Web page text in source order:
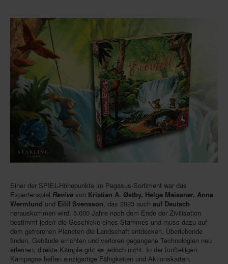
Köpfe-Heads
Preise-Awards
Branchen-/Wirtschaftsnews
Interviews
Crowdfunding
Veranstaltungen-Events
In eigener Sache-On our own behalf
Archivierte Meldungen-News archive
Einer der SPIEL-Höhepunkte im Pegasus-Sortiment war das
Expertenspiel Revive von Kristian A. Østby, Helge Meissner, Anna
Wermlund und Eilif Svensson, das 2023 auch auf Deutsch
herauskommen wird. 5.000 Jahre nach dem Ende der Zivilisation
bestimmt jede/r die Geschicke eines Stammes und muss dazu auf
dem gefrorenen Planeten die Landschaft entdecken, Überlebende
finden, Gebäude errichten und verloren gegangene Technologien neu
erlernen, direkte Kämpfe gibt es jedoch nicht. In der fünfteiligen
Kampagne helfen einzigartige Fähigkeiten und Aktionskarten.